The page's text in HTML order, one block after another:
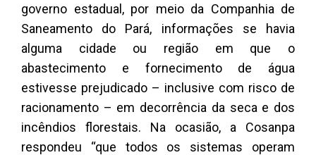
governo estadual, por meio da Companhia de
Saneamento do Pará, informações se havia
alguma cidade ou região em que o
abastecimento e fornecimento de água
estivesse prejudicado – inclusive com risco de
racionamento – em decorrência da seca e dos
incêndios florestais. Na ocasião, a Cosanpa
respondeu “que todos os sistemas operam